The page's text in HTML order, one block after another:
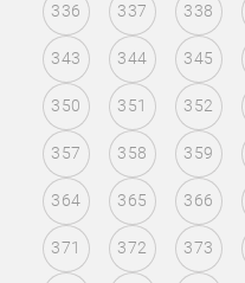
336 337 338
343 344 345
350 351 352
357 358 359
364 365 366
371 372 373